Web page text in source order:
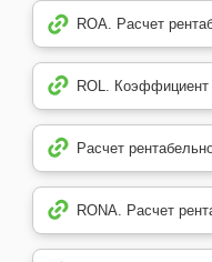
ROA. Расчет
ROL. Коэффициент
Расчет
RONA. Расчет